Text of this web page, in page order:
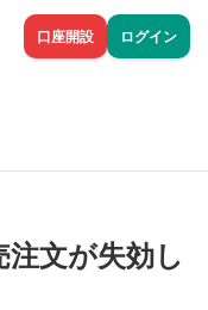
口座開設 ログイン
注文が失効し